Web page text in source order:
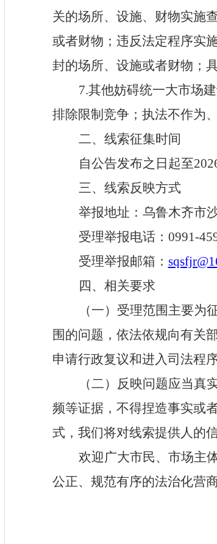
关的场所、设施、财物实施
或者财物；违反法定程序实
封的场所、设施或者财物；
7.其他妨碍统一大市场
排除限制竞争；执法不作为
二、线索征集时间
自公告发布之日起至
三、线索反映方式
举报地址：乌鲁木齐市
受理举报电话： 0991-
受理举报邮箱： sqsfjr@
四、相关要求
（一）受理范围主要
围的问题，依法依规向有关
申请行政复议和进入司法程
（二）反映问题应当
频等证据，不得捏造事实或
式，我们将对线索提供人的信
欢迎广大市民、市场主
公正、规范有序的法治化营商